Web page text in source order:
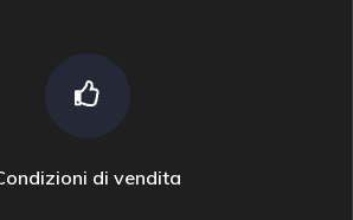
di vendita